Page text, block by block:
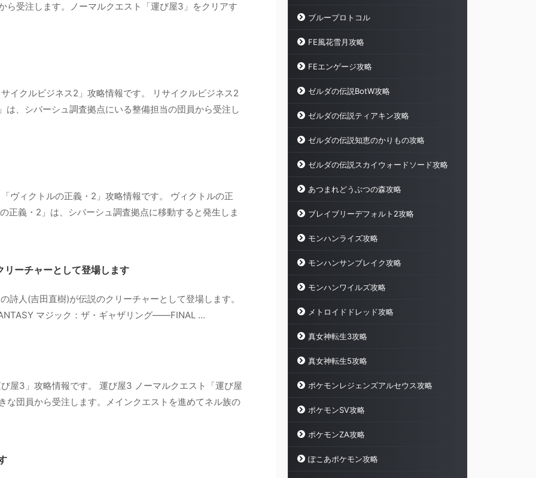
ら受注します。ノーマルクエスト「運び屋3」をクリアす
イクルビジネス2」攻略情報です。 リサイクルビジネス2
、シバーシュ調査拠点にいる整備担当の団員から受注し
ヴィクトルの正義・2」攻略情報です。 ヴィクトルの正
正義・2」は、シバーシュ調査拠点に移動すると発生しま
ーチャーとして登場します
詩人(吉田直樹)が伝説のクリーチャーとして登場します。
マジック：ザ・ギャザリング——FINAL ...
屋3」攻略情報です。 運び屋3 ノーマルクエスト「運び屋
な団員から受注します。メインクエストを進めてネル族の
ブループロトコル
FE風花雪月攻略
FEエンゲージ攻略
ゼルダの伝説BotW攻略
ゼルダの伝説ティアキン攻略
ゼルダの伝説知恵のかりもの攻略
ゼルダの伝説スカイウォードソード攻略
あつまれどうぶつの森攻略
ブレイブリーデフォルト2攻略
モンハンライズ攻略
モンハンサンブレイク攻略
モンハンワイルズ攻略
メトロイドドレッド攻略
真女神転生3攻略
真女神転生5攻略
ポケモンレジェンズアルセウス攻略
ポケモンSV攻略
ポケモンZA攻略
ぽこあポケモン攻略